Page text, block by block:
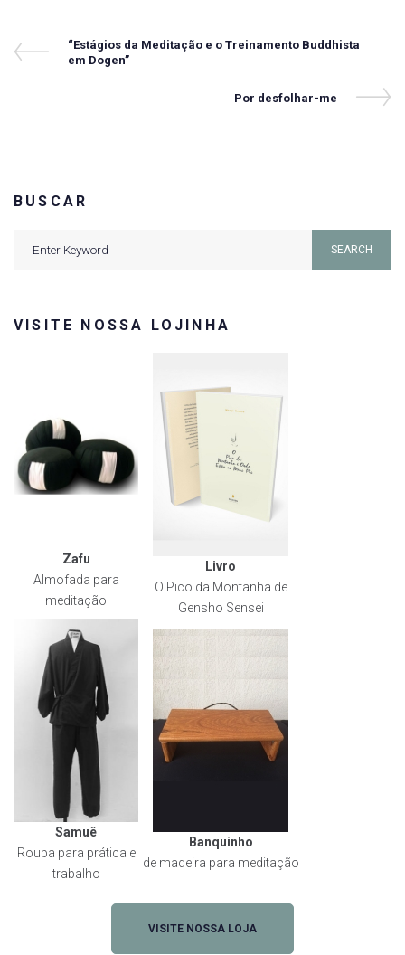
Navegação
Previous
Post
“Estágios da Meditação e o Treinamento Buddhista
em Dogen”
Next
Por desfolhar-me
BUSCAR
SEARCH
VISITE NOSSA LOJINHA
Zafu
Almofada para
meditação
Livro
O Pico da Montanha de
Gensho Sensei
Samuê
Roupa para prática e
trabalho
Banquinho
de madeira para meditação
VISITE NOSSA LOJA